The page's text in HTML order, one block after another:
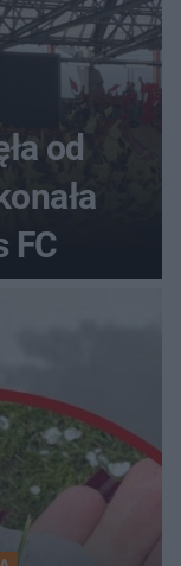
od
FC